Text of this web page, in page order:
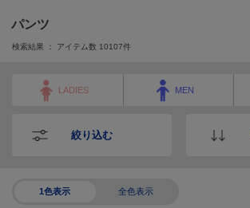
パンツ
検索結果 ： アイテム数 10107件
LADIES MEN
絞り込む
1色表示 全色表示